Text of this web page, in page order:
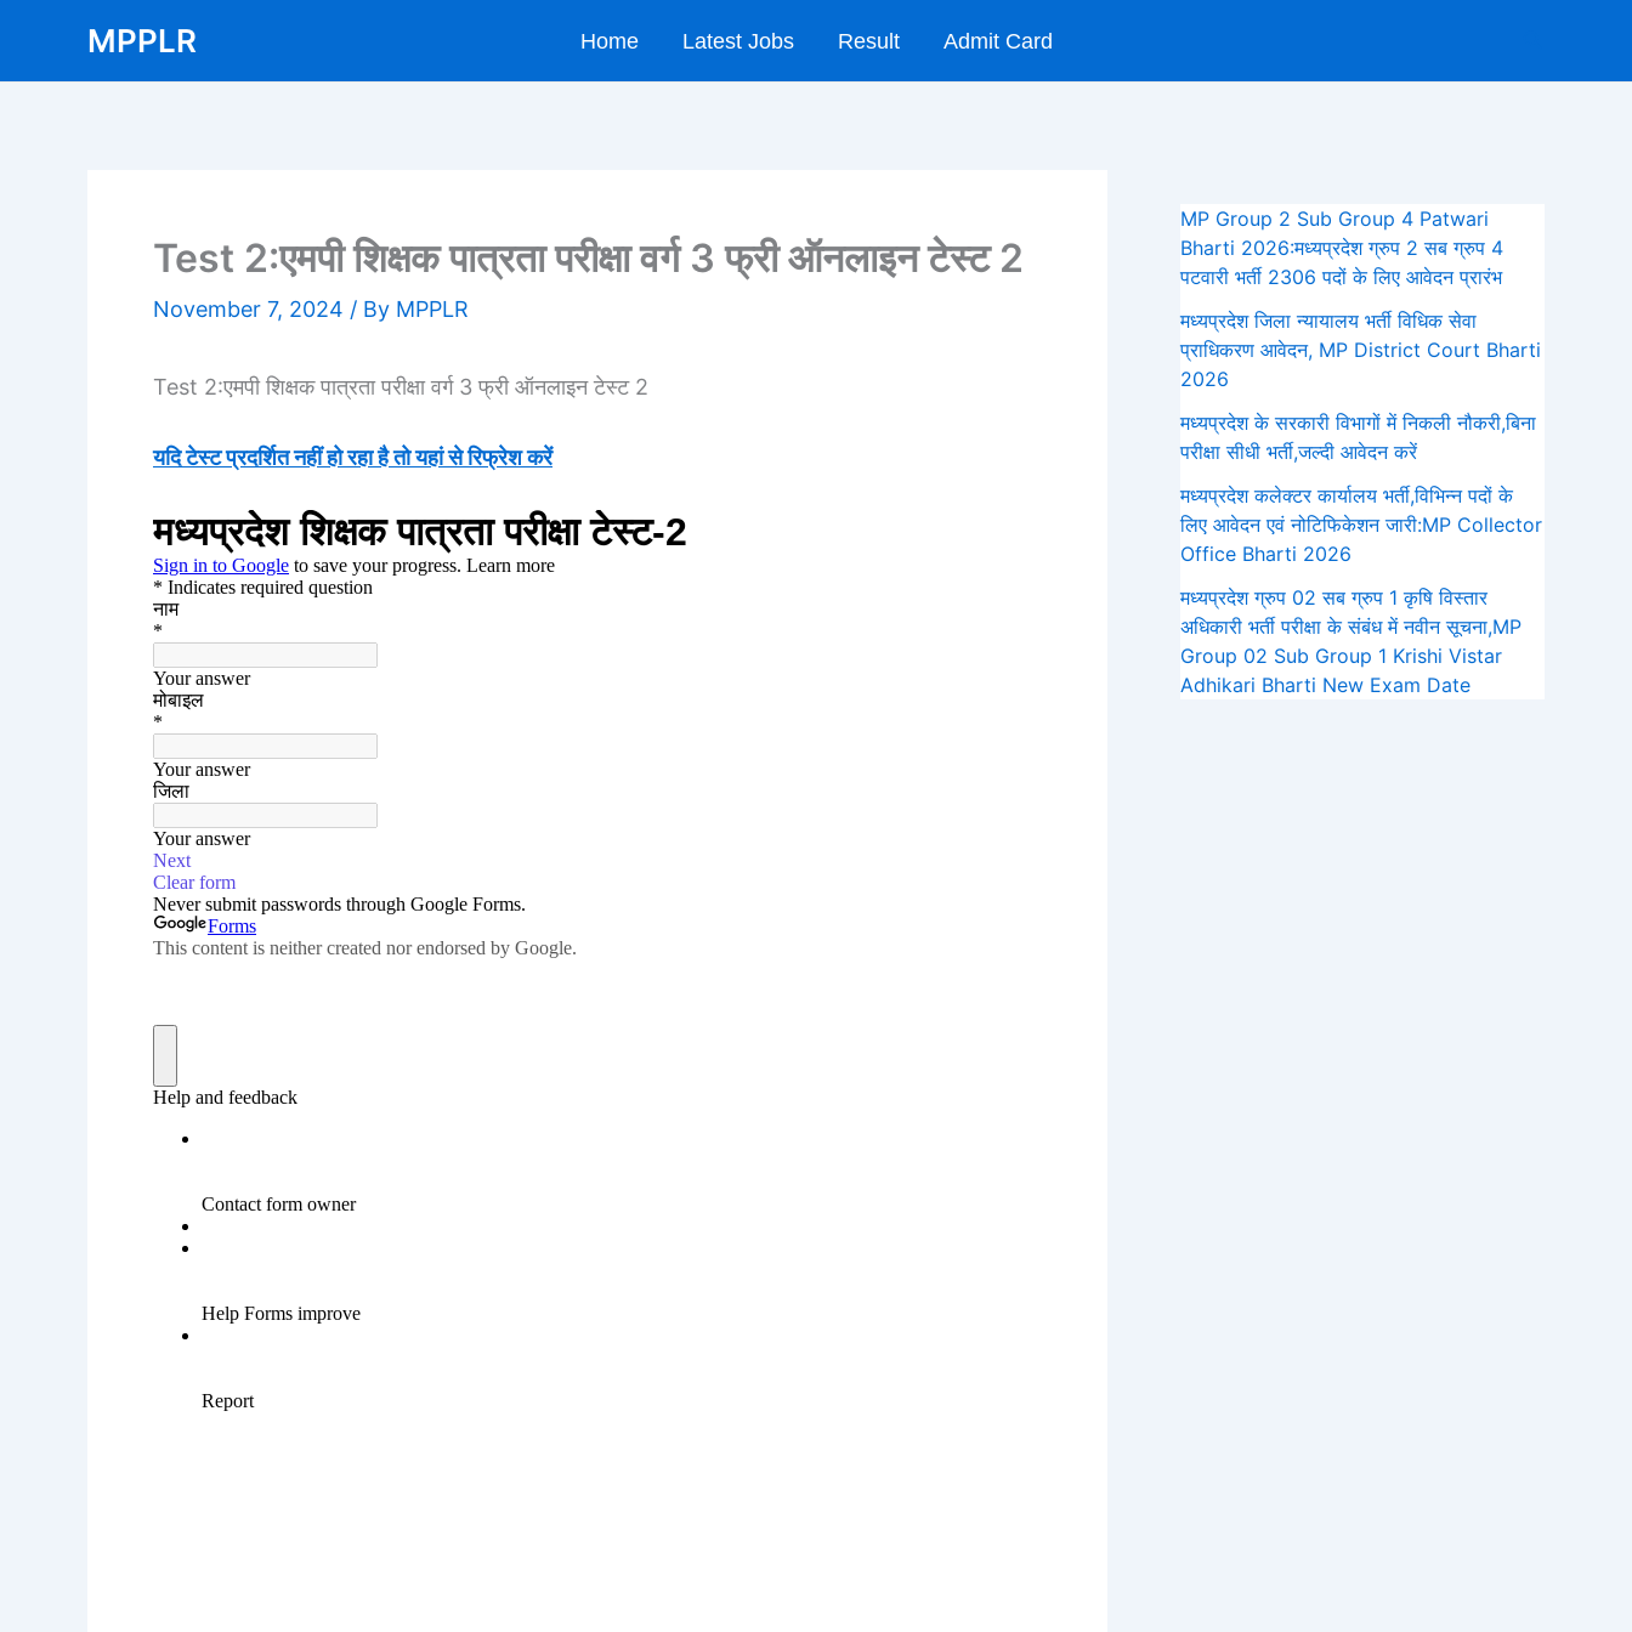
content
MPPLR Home Latest Jobs Result Admit Card
Test 2:एमपी शिक्षक पात्रता परीक्षा वर्ग 3 फ्री ऑनलाइन टेस्ट 2
November 7, 2024 / By MPPLR
Test 2:एमपी शिक्षक पात्रता परीक्षा वर्ग 3 फ्री ऑनलाइन टेस्ट 2
यदि टेस्ट प्रदर्शित नहीं हो रहा है तो यहां से रिफ्रेश करें
MP Group 2 Sub Group 4 Patwari
Bharti 2026:मध्यप्रदेश ग्रुप 2 सब ग्रुप 4
पटवारी भर्ती 2306 पदों के लिए आवेदन प्रारंभ
मध्‍यप्रदेश जिला न्यायालय भर्ती विधिक सेवा
प्राधिकरण आवेदन, MP District Court Bharti
2026
मध्यप्रदेश के सरकारी विभागों में निकली नौकरी,बिना
परीक्षा सीधी भर्ती,जल्दी आवेदन करें
मध्यप्रदेश कलेक्टर कार्यालय भर्ती,विभिन्न पदों के
लिए आवेदन एवं नोटिफिकेशन जारी:MP Collector
Office Bharti 2026
मध्यप्रदेश ग्रुप 02 सब ग्रुप 1 कृषि विस्तार
अधिकारी भर्ती परीक्षा के संबंध में नवीन सूचना,MP
Group 02 Sub Group 1 Krishi Vistar
Adhikari Bharti New Exam Date